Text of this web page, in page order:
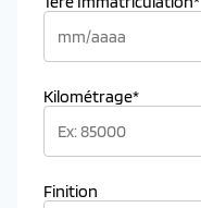
Kilométrage*
Finition